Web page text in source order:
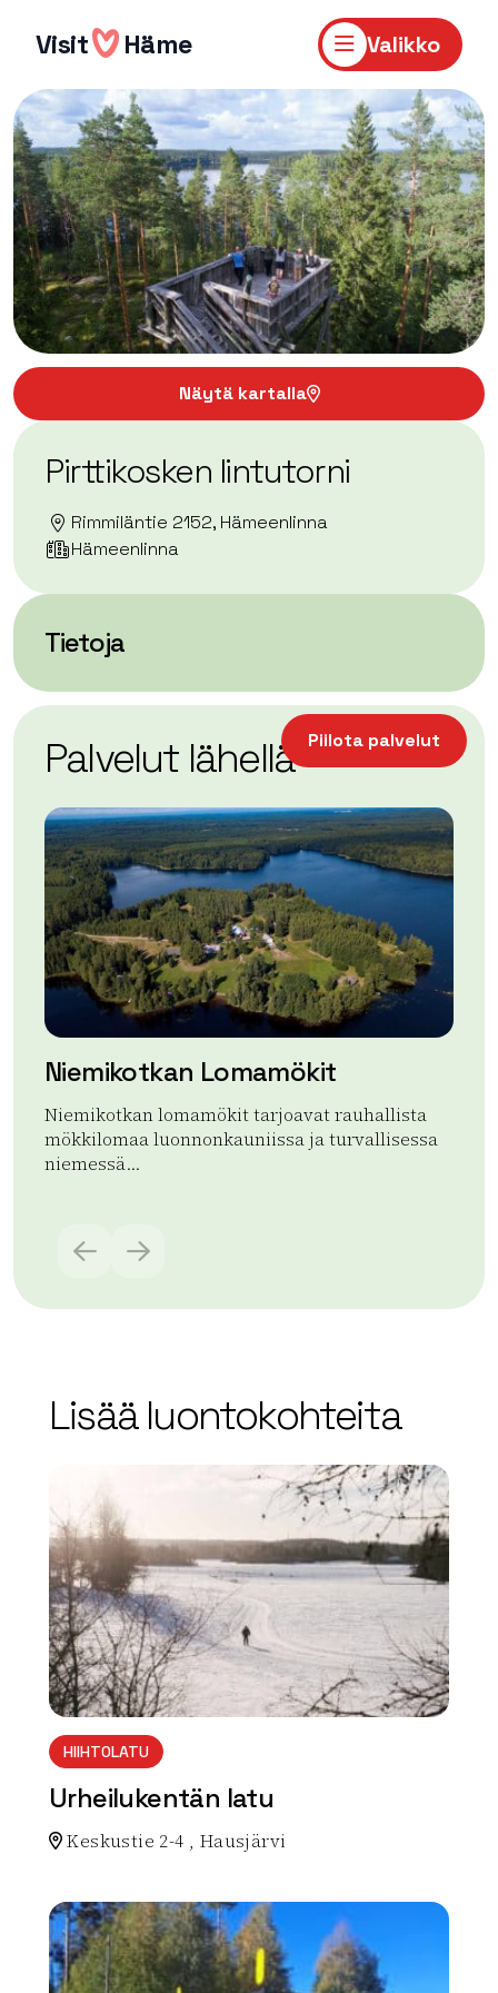
sisältöön
Visit Häme Valikko
Näytä kartalla
Pirttikosken lintutorni
Rimmiläntie 2152, Hämeenlinna
Hämeenlinna
Tietoja
−
Leaflet| ©OpenStreetMap
Piilota palvelut
Palvelut lähellä
Niemikotkan Lomamökit
Niemikotkan lomamökit tarjoavat rauhallista
mökkilomaa luonnonkauniissa ja turvallisessa
niemessä...
Lisää luontokohteita
array(0) { }
HIIHTOLATU
Urheilukentän latu
Keskustie 2-4 , Hausjärvi
array(0) { }